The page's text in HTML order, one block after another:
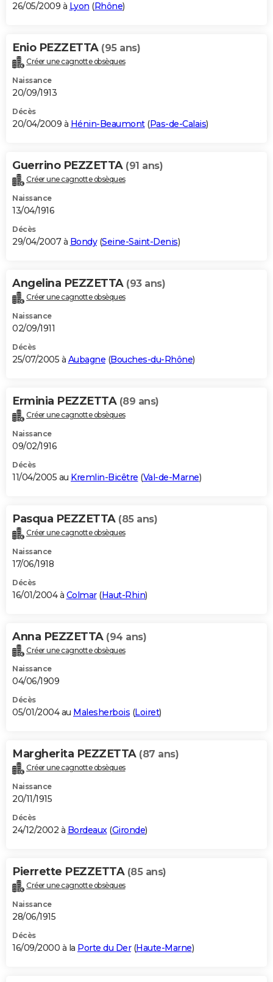
26/05/2009 à Lyon (Rhône)
Enio PEZZETTA (95 ans)
Créer une cagnotte obsèques
Naissance
20/09/1913
Décès
20/04/2009 à Hénin-Beaumont(Pas-de-Calais)
Guerrino PEZZETTA (91 ans)
Créer une cagnotte obsèques
Naissance
13/04/1916
Décès
29/04/2007 à Bondy(Seine-Saint-Denis)
Angelina PEZZETTA (93 ans)
Créer une cagnotte obsèques
Naissance
02/09/1911
Décès
25/07/2005 à Aubagne (Bouches-du-Rhône)
Erminia PEZZETTA (89 ans)
Créer une cagnotte obsèques
Naissance
09/02/1916
Décès
11/04/2005 au Kremlin-Bicêtre (Val-de-Marne)
Pasqua PEZZETTA (85 ans)
Créer une cagnotte obsèques
Naissance
17/06/1918
Décès
16/01/2004 à Colmar(Haut-Rhin)
Anna PEZZETTA (94 ans)
Créer une cagnotte obsèques
Naissance
04/06/1909
Décès
05/01/2004 au Malesherbois (Loiret)
Margherita PEZZETTA (87 ans)
Créer une cagnotte obsèques
Naissance
20/11/1915
Décès
24/12/2002 à Bordeaux(Gironde)
Pierrette PEZZETTA (85 ans)
Créer une cagnotte obsèques
Naissance
28/06/1915
Décès
16/09/2000 à la Porte du Der(Haute-Marne)